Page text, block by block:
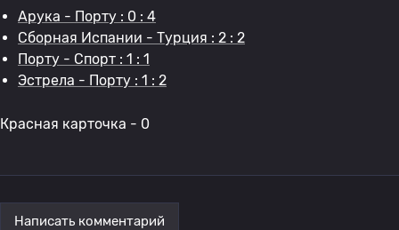
Арука - Порту : 0 : 4
Сборная Испании - Турция : 2 : 2
Порту - Спорт : 1 : 1
Эстрела - Порту : 1 : 2
Красная карточка - 0
Написать комментарий